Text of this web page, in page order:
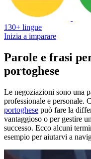
130+ lingue
Inizia a imparare
Parole e frasi
portoghese
Le negoziazioni sono una
professionale e personale.
portoghese può fare la
vantaggioso o per gestire
successo. Ecco alcuni
esempio per aiutarvi a